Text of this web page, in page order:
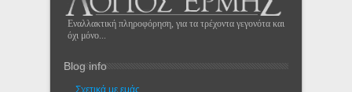
Εναλλακτική πληροφόρηση, για τα τρέχοντα γεγονότα και
όχι μόνο...
Blog info
Σχετικά με εμάς